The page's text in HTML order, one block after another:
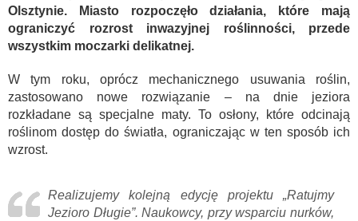
Olsztynie. Miasto rozpoczęło działania, które mają
ograniczyć rozrost inwazyjnej roślinności, przede
wszystkim moczarki delikatnej.
W tym roku, oprócz mechanicznego usuwania roślin,
zastosowano nowe rozwiązanie – na dnie jeziora
rozkładane są specjalne maty. To osłony, które odcinają
roślinom dostęp do światła, ograniczając w ten sposób ich
wzrost.
Realizujemy kolejną edycję projektu „Ratujmy
Jezioro Długie”. Naukowcy, przy wsparciu nurków,